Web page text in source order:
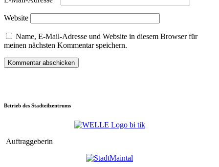
Website
Name, E-Mail-Adresse und Website in diesem Browser für
meinen nächsten Kommentar speichern.
Betrieb des Stadteilzentrums
Auftraggeberin